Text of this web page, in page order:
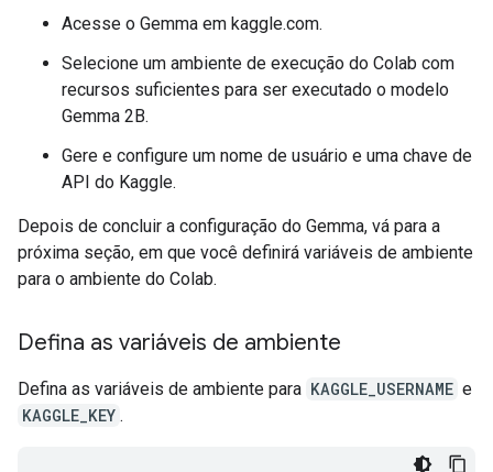
Acesse o Gemma em kaggle.com.
Selecione um ambiente de execução do Colab com
recursos suficientes para ser executado o modelo
Gemma 2B.
Gere e configure um nome de usuário e uma chave de
API do Kaggle.
Depois de concluir a configuração do Gemma, vá para a
próxima seção, em que você definirá variáveis de ambiente
para o ambiente do Colab.
Defina as variáveis de ambiente
Defina as variáveis de ambiente para KAGGLE_USERNAME e
KAGGLE_KEY .